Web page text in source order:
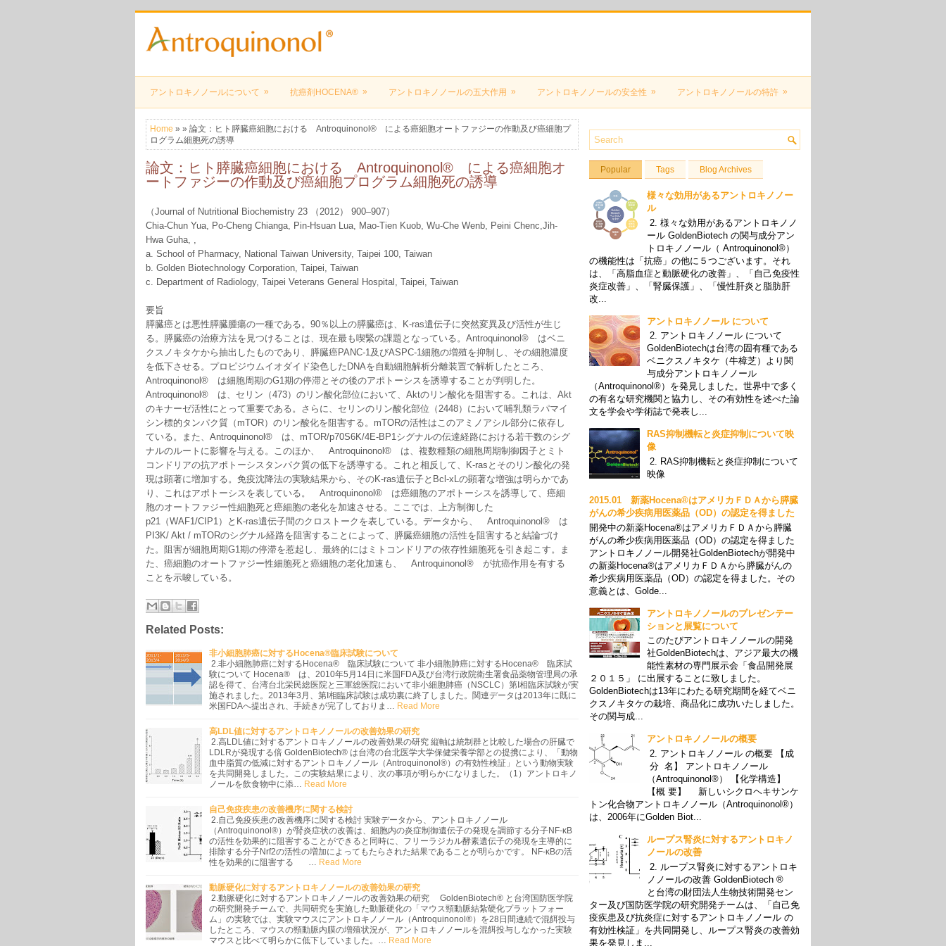
アントロキノノールについて » 抗癌剤HOCENA® » アントロキノノールの五大作用 » アントロキノノールの安全性 » アントロキノノールの特許 »
Home » » 論文：ヒト膵臓癌細胞における Antroquinonol® による癌細胞オートファジーの作動及び癌細胞プ
ログラム細胞死の誘導
論文：ヒト膵臓癌細胞における Antroquinonol® による癌細胞オ
ートファジーの作動及び癌細胞プログラム細胞死の誘導
（Journal of Nutritional Biochemistry 23 （2012） 900–907）
Chia-Chun Yua, Po-Cheng Chianga, Pin-Hsuan Lua, Mao-Tien Kuob, Wu-Che Wenb, Peini Chenc,Jih-
Hwa Guha, ,
a. School of Pharmacy, National Taiwan University, Taipei 100, Taiwan
b. Golden Biotechnology Corporation, Taipei, Taiwan
c. Department of Radiology, Taipei Veterans General Hospital, Taipei, Taiwan
要旨
膵臓癌とは悪性膵臓腫瘍の一種である。90％以上の膵臓癌は、K-ras遺伝子に突然変異及び活性が生じ
る。膵臓癌の治療方法を見つけることは、現在最も喫緊の課題となっている。Antroquinonol® はベニ
クスノキタケから抽出したものであり、膵臓癌PANC-1及びASPC-1細胞の増殖を抑制し、その細胞濃度
を低下させる。プロピジウムイオダイド染色したDNAを自動細胞解析分離装置で解析したところ、
Antroquinonol® は細胞周期のG1期の停滞とその後のアポトーシスを誘導することが判明した。
Antroquinonol® は、セリン（473）のリン酸化部位において、Aktのリン酸化を阻害する。これは、Akt
のキナーゼ活性にとって重要である。さらに、セリンのリン酸化部位（2448）において哺乳類ラパマイ
シン標的タンパク質（mTOR）のリン酸化を阻害する。mTORの活性はこのアミノアシル部分に依存し
ている。また、Antroquinonol® は、mTOR/p70S6K/4E-BP1シグナルの伝達経路における若干数のシグ
ナルのルートに影響を与える。このほか、 Antroquinonol® は、複数種類の細胞周期制御因子とミト
コンドリアの抗アポトーシスタンパク質の低下を誘導する。これと相反して、K-rasとそのリン酸化の発
現は顕著に増加する。免疫沈降法の実験結果から、そのK-ras遺伝子とBcl-xLの顕著な増強は明らかであ
り、これはアポトーシスを表している。 Antroquinonol® は癌細胞のアポトーシスを誘導して、癌細
胞のオートファジー性細胞死と癌細胞の老化を加速させる。ここでは、上方制御した
p21（WAF1/CIP1）とK-ras遺伝子間のクロストークを表している。データから、 Antroquinonol® は
PI3K/ Akt / mTORのシグナル経路を阻害することによって、膵臓癌細胞の活性を阻害すると結論づけ
た。阻害が細胞周期G1期の停滞を惹起し、最終的にはミトコンドリアの依存性細胞死を引き起こす。ま
た、癌細胞のオートファジー性細胞死と癌細胞の老化加速も、 Antroquinonol® が抗癌作用を有する
ことを示唆している。
Related Posts:
非小細胞肺癌に対するHocena®臨床試験について
2.非小細胞肺癌に対するHocena® 臨床試験について 非小細胞肺癌に対するHocena® 臨床試
験について Hocena® は、2010年5月14日に米国FDA及び台湾行政院衛生署食品薬物管理局の承
認を得て、台湾台北栄民総医院と三軍総医院において非小細胞肺癌（NSCLC）第I相臨床試験が実
施されました。2013年3月、第I相臨床試験は成功裏に終了しました。関連データは2013年に既に
米国FDAへ提出され、手続きが完了しておりま…
Read More
高LDL値に対するアントロキノノールの改善効果の研究
2.高LDL値に対するアントロキノノールの改善効果の研究 縦軸は統制群と比較した場合の肝臓で
LDLRが発現する倍 GoldenBiotech® は台湾の台北医学大学保健栄養学部との提携により、「動物
血中脂質の低減に対するアントロキノノール（Antroquinonol®）の有効性検証」という動物実験
を共同開発しました。この実験結果により、次の事項が明らかになりました。（1）アントロキノ
ノールを飲食物中に添…
Read More
自己免疫疾患の改善機序に関する検討
2.自己免疫疾患の改善機序に関する検討 実験データから、アントロキノノール
（Antroquinonol®）が腎炎症状の改善は、細胞内の炎症制御遺伝子の発現を調節する分子NF-κB
の活性を効果的に阻害することができると同時に、フリーラジカル酵素遺伝子の発現を主導的に
排除する分子Nrf2の活性の増加によってもたらされた結果であることが明らかです。 NF-κBの活
性を効果的に阻害する …
Read More
動脈硬化に対するアントロキノノールの改善効果の研究
2.動脈硬化に対するアントロキノノールの改善効果の研究 GoldenBiotech® と台湾国防医学院
の研究開発チームで、共同研究を実施した動脈硬化の「マウス頸動脈結紮硬化プラットフォー
ム」の実験では、実験マウスにアントロキノノール（Antroquinonol®）を28日間連続で混餌投与
したところ、マウスの頸動脈内膜の増殖状況が、アントロキノノールを混餌投与しなかった実験
マウスと比べて明らかに低下していました。…
Read More
Popular Tags Blog Archives
様々な効用があるアントロキノノー
ル
2. 様々な効用があるアントロキノノ
ール GoldenBiotech の関与成分アン
トロキノノール（ Antroquinonol®）
の機能性は「抗癌」の他に５つございます。それ
は、「高脂血症と動脈硬化の改善」、「自己免疫性
炎症改善」、「腎臓保護」、「慢性肝炎と脂肪肝
改...
アントロキノノール について
2. アントロキノノール について
GoldenBiotechは台湾の固有種である
ベニクスノキタケ（牛樟芝）より関
与成分アントロキノノール
（Antroquinonol®）を発見しました。世界中で多く
の有名な研究機関と協力し、その有効性を述べた論
文を学会や学術誌で発表し...
RAS抑制機転と炎症抑制について映
像
2. RAS抑制機転と炎症抑制について
映像
2015.01 新薬Hocena®はアメリカＦＤＡから膵臓
がんの希少疾病用医薬品（OD）の認定を得ました
開発中の新薬Hocena®はアメリカＦＤＡから膵臓
がんの希少疾病用医薬品（OD）の認定を得ました
アントロキノノール開発社GoldenBiotechが開発中
の新薬Hocena®はアメリカＦＤＡから膵臓がんの
希少疾病用医薬品（OD）の認定を得ました。その
意義とは、Golde...
アントロキノノールのプレゼンテー
ションと展覧について
このたびアントロキノノールの開発
社GoldenBiotechは、アジア最大の機
能性素材の専門展示会「食品開発展
２０１５」 に出展することに致しました。
GoldenBiotechは13年にわたる研究期間を経てベニ
クスノキタケの栽培、商品化に成功いたしました。
その関与成...
アントロキノノールの概要
2. アントロキノノール の概要 【成
分 名】 アントロキノノール
（Antroquinonol®） 【化学構造】
【概 要】 新しいシクロヘキサンケ
トン化合物アントロキノノール（Antroquinonol®）
は、2006年にGolden Biot...
ループス腎炎に対するアントロキノ
ノールの改善
2. ループス腎炎に対するアントロキ
ノノールの改善 GoldenBiotech ®
と台湾の財団法人生物技術開発セン
ター及び国防医学院の研究開発チームは、「自己免
疫疾患及び抗炎症に対するアントロキノノール の
有効性検証」を共同開発し、ループス腎炎の改善効
果を発見しま...